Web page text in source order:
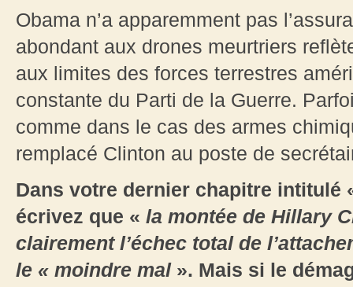
Obama n’a apparemment pas
abondant aux drones meurtriers
aux limites des forces terrestres
constante du Parti de la Guerre.
comme dans le cas des armes
remplacé Clinton au poste de
Dans votre dernier chapitre intitulé
écrivez que « la montée de Hillary
clairement l’échec total de
le « moindre mal ». Mais si le